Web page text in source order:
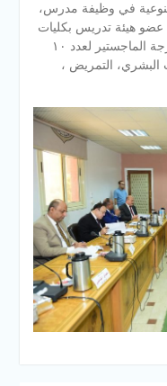
النوعية في وظيفة مدرس،
بالإضافة الي منح درجة الدكتوراة لعدد ٨ عضو هيئة تدريس بكليات
التربية، الآداب، الطب البشري، و منح درجة الماجستير لعدد ١٠
البشري، التمريض ،